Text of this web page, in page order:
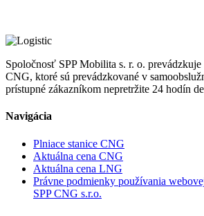
Spoločnosť SPP Mobilita s. r. o.
CNG, ktoré sú prevádzkované v
prístupné zákazníkom nepretržite 24 hodín
Navigácia
Plniace stanice CNG
Aktuálna cena CNG
Aktuálna cena LNG
Právne podmienky používania
SPP CNG s.r.o.